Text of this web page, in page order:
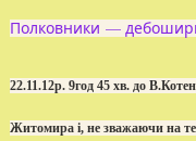
Полковники —
22.11.12р. 9год 45 хв. до
Житомира і, не зважаючи на